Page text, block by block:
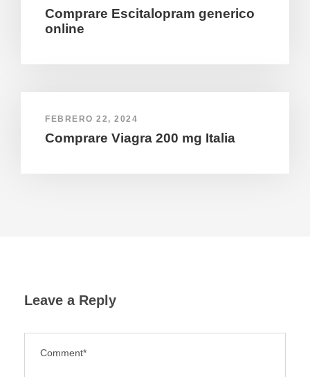
Comprare Escitalopram generico
online
FEBRERO 22, 2024
Comprare Viagra 200 mg Italia
Leave a Reply